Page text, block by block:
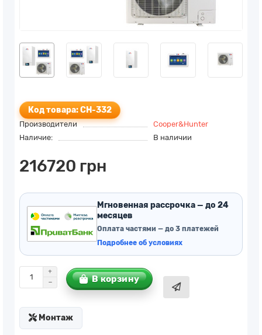
Код товара: CH-332
Производители
Cooper&Hunter
Наличие:
В наличии
216720 грн
Мгновенная рассрочка — до 24
месяцев
Оплата частями — до 3 платежей
Подробнее об условиях
В корзину
Монтаж